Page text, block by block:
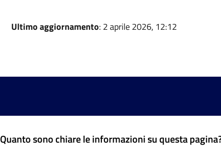
Ultimo aggiornamento: 2 aprile 2026, 12:12
Quanto sono chiare le informazioni su questa